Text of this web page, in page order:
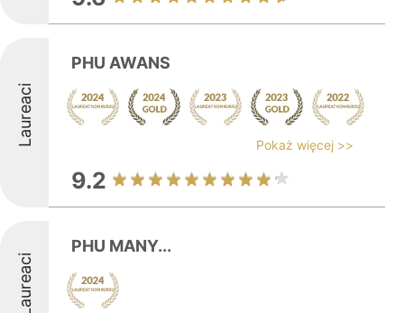
Laureaci
PHU AWANS
Pokaż więcej >>
9.2
Laureaci
PHU MANY...